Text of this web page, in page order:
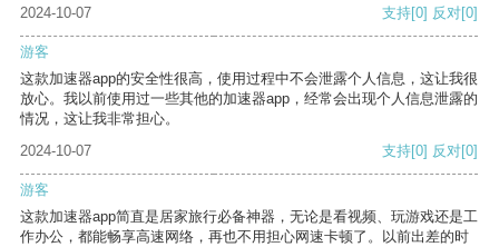
2024-10-07 支持[0] 反对[0]
游客
这款加速器app的安全性很高，使用过程中不会泄露个人信息，这让我很
放心。我以前使用过一些其他的加速器app，经常会出现个人信息泄露的
情况，这让我非常担心。
2024-10-07
支持[0] 反对[0]
游客
这款加速器app简直是居家旅行必备神器，无论是看视频、玩游戏还是工
作办公，都能畅享高速网络，再也不用担心网速卡顿了。以前出差的时